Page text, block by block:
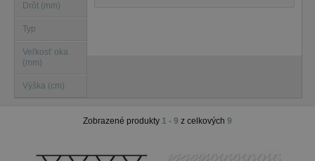
Drôt (mm)
Typ
Veľkosť oka
(mm)
Výška (cm)
Zobrazené produkty 1 - 9 z celkových 9